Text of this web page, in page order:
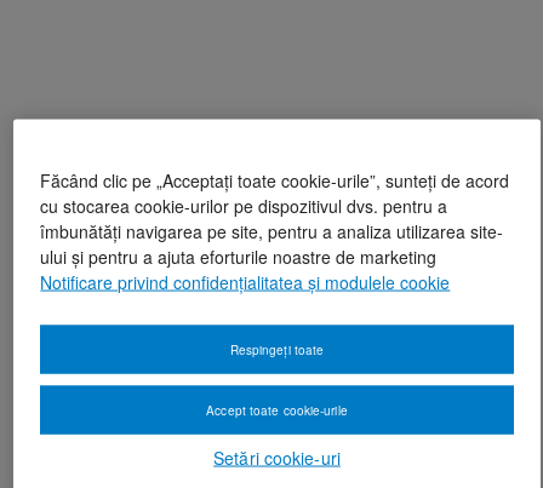
Făcând clic pe „Acceptați toate cookie-urile”, sunteți de acord
cu stocarea cookie-urilor pe dispozitivul dvs. pentru a
îmbunătăți navigarea pe site, pentru a analiza utilizarea site-
ului și pentru a ajuta eforturile noastre de marketing
Notificare privind confidențialitatea și modulele cookie
Setări cookie-uri
Respingeți toate
Accept toate cookie-urile